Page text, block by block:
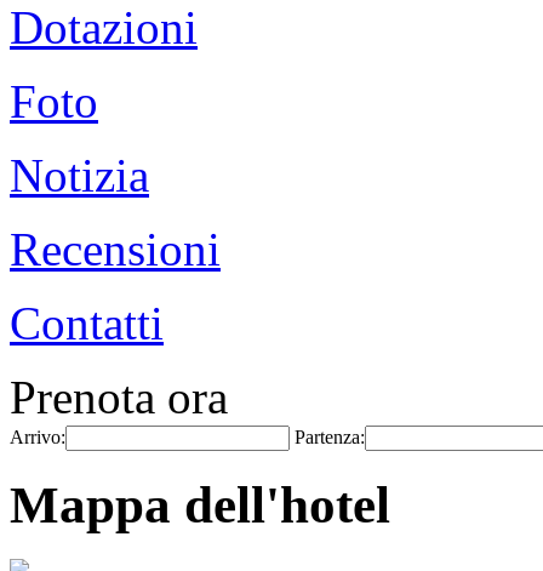
Dotazioni
Foto
Notizia
Recensioni
Contatti
Prenota ora
Arrivo: Partenza:
Mappa dell'hotel